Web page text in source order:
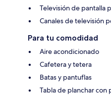
Televisión de pantalla
Canales de televisión
Para tu comodidad
Aire acondicionado
Cafetera y tetera
Batas y pantuflas
Tabla de planchar con